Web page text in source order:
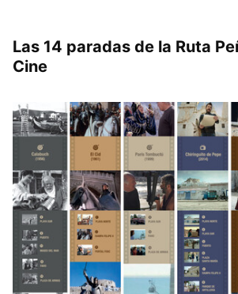
Las 14 paradas de la Ruta
Cine